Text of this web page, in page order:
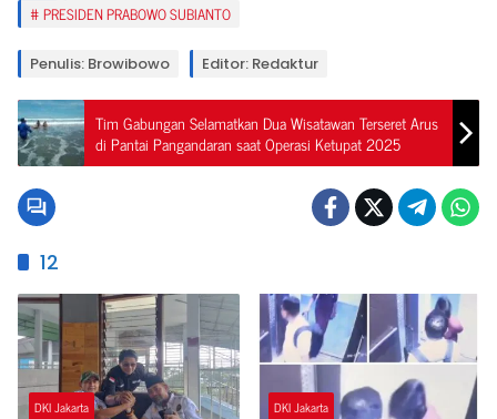
PRESIDEN PRABOWO SUBIANTO
Penulis: Browibowo Editor: Redaktur
Tim Gabungan Selamatkan Dua Wisatawan Terseret Arus
di Pantai Pangandaran saat Operasi Ketupat 2025
12
DKI Jakarta DKI Jakarta